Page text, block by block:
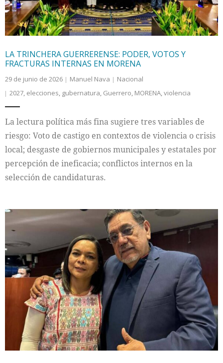
LA TRINCHERA GUERRERENSE: PODER, VOTOS Y
FRACTURAS INTERNAS EN MORENA
29 de junio de 2026 Manuel Nava
Nacional
2027, elecciones, gubernatura, Guerrero, MORENA,violencia
La lectura política más fina sugiere tres variables de
riesgo: Voto de castigo en contextos de violencia o crisis
local; desgaste de gobiernos municipales y estatales por
percepción de ineficacia; conflictos internos en la
selección de candidaturas.